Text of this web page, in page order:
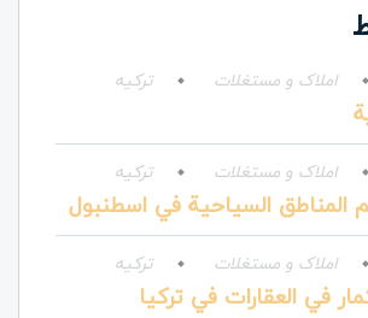
املاک و مستغلات ترکیه
املاک و مستغلات ترکیه
المناطق السياحية في اسطنبول
املاک و مستغلات ترکیه